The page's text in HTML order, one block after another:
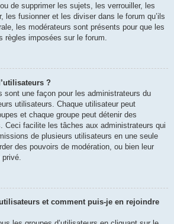
de supprimer les sujets, les verrouiller, les
les fusionner et les diviser dans le forum qu’ils
les modérateurs sont présents pour que les
règles imposées sur le forum.
?
sont une façon pour les administrateurs du
utilisateurs. Chaque utilisateur peut
et chaque groupe peut détenir des
Ceci facilite les tâches aux administrateurs qui
de plusieurs utilisateurs en une seule
des pouvoirs de modération, ou bien leur
et comment puis-je en rejoindre